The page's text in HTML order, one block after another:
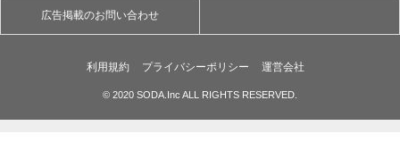
広告掲載のお問い合わせ
利用規約 プライバシーポリシー 運営会社
© 2020 SODA.Inc ALL RIGHTS RESERVED.